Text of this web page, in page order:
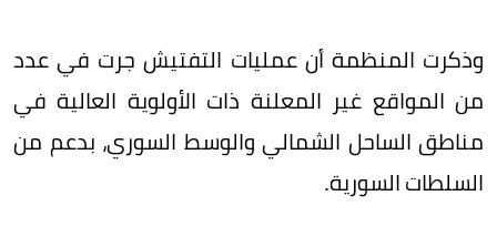
وذكرت المنظمة أن عمليات التفتيش جرت في عدد
من المواقع غير المعلنة ذات الأولوية العالية في
مناطق الساحل الشمالي والوسط السوري، بدعم من
السلطات السورية.